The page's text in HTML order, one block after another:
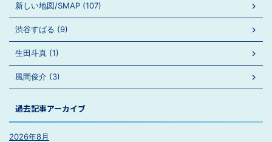
新しい地図/SMAP (107)
渋谷すばる (9)
生田斗真 (1)
風間俊介 (3)
過去記事アーカイブ
2026年8月